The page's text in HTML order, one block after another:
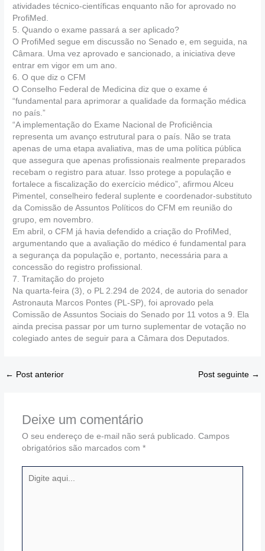
atividades técnico-científicas enquanto não for aprovado no
ProfiMed.
5. Quando o exame passará a ser aplicado?
O ProfiMed segue em discussão no Senado e, em seguida, na
Câmara. Uma vez aprovado e sancionado, a iniciativa deve
entrar em vigor em um ano.
6. O que diz o CFM
O Conselho Federal de Medicina diz que o exame é
“fundamental para aprimorar a qualidade da formação médica
no país.”
“A implementação do Exame Nacional de Proficiência
representa um avanço estrutural para o país. Não se trata
apenas de uma etapa avaliativa, mas de uma política pública
que assegura que apenas profissionais realmente preparados
recebam o registro para atuar. Isso protege a população e
fortalece a fiscalização do exercício médico”, afirmou Alceu
Pimentel, conselheiro federal suplente e coordenador-substituto
da Comissão de Assuntos Políticos do CFM em reunião do
grupo, em novembro.
Em abril, o CFM já havia defendido a criação do ProfiMed,
argumentando que a avaliação do médico é fundamental para
a segurança da população e, portanto, necessária para a
concessão do registro profissional.
7. Tramitação do projeto
Na quarta-feira (3), o PL 2.294 de 2024, de autoria do senador
Astronauta Marcos Pontes (PL-SP), foi aprovado pela
Comissão de Assuntos Sociais do Senado por 11 votos a 9. Ela
ainda precisa passar por um turno suplementar de votação no
colegiado antes de seguir para a Câmara dos Deputados.
← Post anterior Post seguinte →
Deixe um comentário
O seu endereço de e-mail não será publicado. Campos
obrigatórios são marcados com *
aqui...